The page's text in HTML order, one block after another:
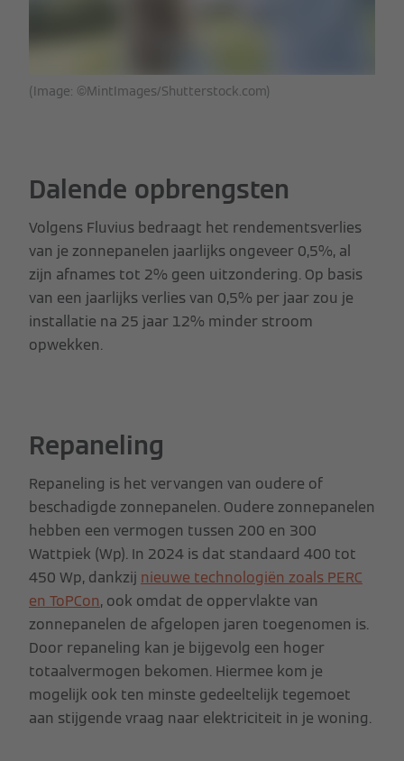
(Image: ©MintImages/Shutterstock.com)
Dalende opbrengsten
Volgens Fluvius bedraagt het rendementsverlies
van je zonnepanelen jaarlijks ongeveer 0,5%, al
zijn afnames tot 2% geen uitzondering. Op basis
van een jaarlijks verlies van 0,5% per jaar zou je
installatie na 25 jaar 12% minder stroom
opwekken.
Repaneling
Repaneling is het vervangen van oudere of
beschadigde zonnepanelen. Oudere zonnepanelen
hebben een vermogen tussen 200 en 300
Wattpiek (Wp). In 2024 is dat standaard 400 tot
450 Wp, dankzij nieuwe technologiën zoals PERC
en ToPCon, ook omdat de oppervlakte van
zonnepanelen de afgelopen jaren toegenomen is.
Door repaneling kan je bijgevolg een hoger
totaalvermogen bekomen. Hiermee kom je
mogelijk ook ten minste gedeeltelijk tegemoet
aan stijgende vraag naar elektriciteit in je woning.